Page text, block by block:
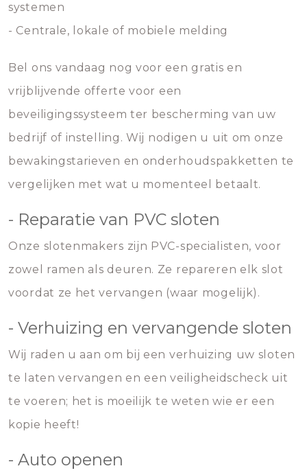
systemen
- Centrale, lokale of mobiele melding
Bel ons vandaag nog voor een gratis en
vrijblijvende offerte voor een
beveiligingssysteem ter bescherming van uw
bedrijf of instelling. Wij nodigen u uit om onze
bewakingstarieven en onderhoudspakketten te
vergelijken met wat u momenteel betaalt.
- Reparatie van PVC sloten
Onze slotenmakers zijn PVC-specialisten, voor
zowel ramen als deuren. Ze repareren elk slot
voordat ze het vervangen (waar mogelijk).
- Verhuizing en vervangende sloten
Wij raden u aan om bij een verhuizing uw sloten
te laten vervangen en een veiligheidscheck uit
te voeren; het is moeilijk te weten wie er een
kopie heeft!
- Auto openen